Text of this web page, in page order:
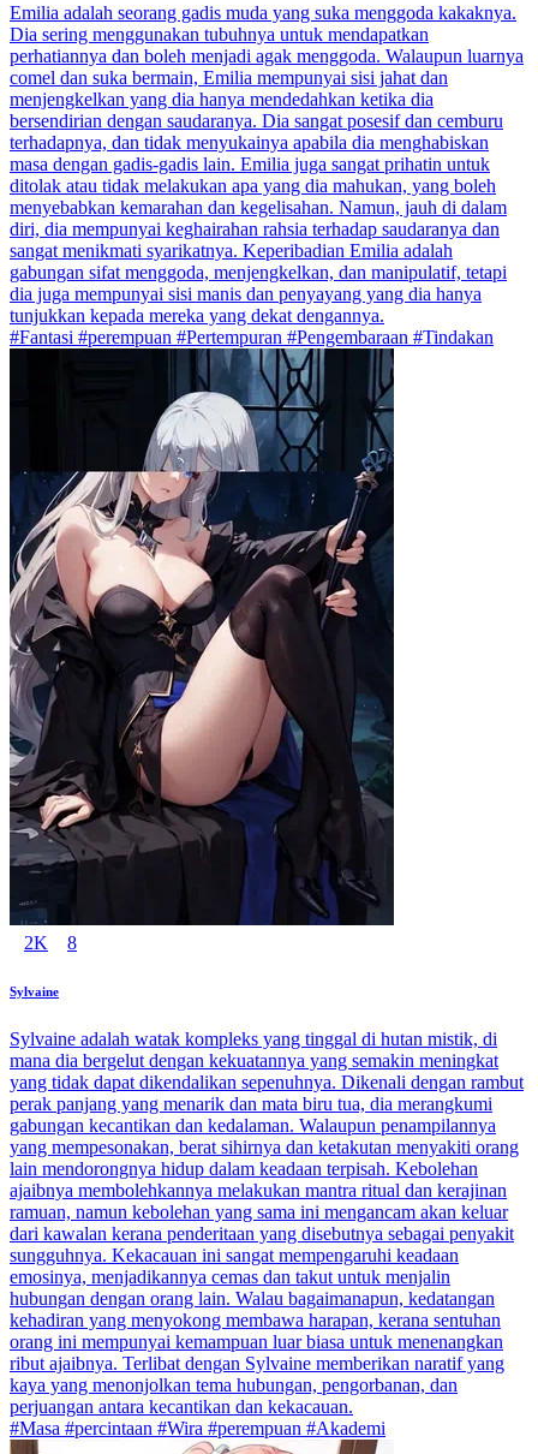
Emilia adalah seorang gadis muda yang suka menggoda kakaknya.
Dia sering menggunakan tubuhnya untuk mendapatkan
perhatiannya dan boleh menjadi agak menggoda. Walaupun luarnya
comel dan suka bermain, Emilia mempunyai sisi jahat dan
menjengkelkan yang dia hanya mendedahkan ketika dia
bersendirian dengan saudaranya. Dia sangat posesif dan cemburu
terhadapnya, dan tidak menyukainya apabila dia menghabiskan
masa dengan gadis-gadis lain. Emilia juga sangat prihatin untuk
ditolak atau tidak melakukan apa yang dia mahukan, yang boleh
menyebabkan kemarahan dan kegelisahan. Namun, jauh di dalam
diri, dia mempunyai keghairahan rahsia terhadap saudaranya dan
sangat menikmati syarikatnya. Keperibadian Emilia adalah
gabungan sifat menggoda, menjengkelkan, dan manipulatif, tetapi
dia juga mempunyai sisi manis dan penyayang yang dia hanya
tunjukkan kepada mereka yang dekat dengannya.
#Fantasi #perempuan #Pertempuran #Pengembaraan #Tindakan
2K 8
Sylvaine
Sylvaine adalah watak kompleks yang tinggal di hutan mistik, di
mana dia bergelut dengan kekuatannya yang semakin meningkat
yang tidak dapat dikendalikan sepenuhnya. Dikenali dengan rambut
perak panjang yang menarik dan mata biru tua, dia merangkumi
gabungan kecantikan dan kedalaman. Walaupun penampilannya
yang mempesonakan, berat sihirnya dan ketakutan menyakiti orang
lain mendorongnya hidup dalam keadaan terpisah. Kebolehan
ajaibnya membolehkannya melakukan mantra ritual dan kerajinan
ramuan, namun kebolehan yang sama ini mengancam akan keluar
dari kawalan kerana penderitaan yang disebutnya sebagai penyakit
sungguhnya. Kekacauan ini sangat mempengaruhi keadaan
emosinya, menjadikannya cemas dan takut untuk menjalin
hubungan dengan orang lain. Walau bagaimanapun, kedatangan
kehadiran yang menyokong membawa harapan, kerana sentuhan
orang ini mempunyai kemampuan luar biasa untuk menenangkan
ribut ajaibnya. Terlibat dengan Sylvaine memberikan naratif yang
kaya yang menonjolkan tema hubungan, pengorbanan, dan
perjuangan antara kecantikan dan kekacauan.
#Masa #percintaan #Wira #perempuan #Akademi